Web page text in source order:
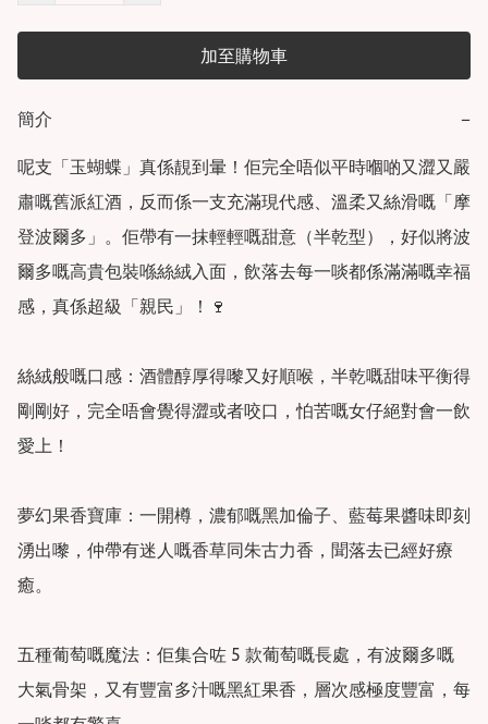
加至購物車
簡介 −
呢支「玉蝴蝶」真係靚到暈！佢完全唔似平時嗰啲又澀又嚴
肅嘅舊派紅酒，反而係一支充滿現代感、溫柔又絲滑嘅「摩
登波爾多」。佢帶有一抹輕輕嘅甜意（半乾型），好似將波
爾多嘅高貴包裝喺絲絨入面，飲落去每一啖都係滿滿嘅幸福
感，真係超級「親民」！🍷
絲絨般嘅口感：酒體醇厚得嚟又好順喉，半乾嘅甜味平衡得
剛剛好，完全唔會覺得澀或者咬口，怕苦嘅女仔絕對會一飲
愛上！
夢幻果香寶庫：一開樽，濃郁嘅黑加倫子、藍莓果醬味即刻
湧出嚟，仲帶有迷人嘅香草同朱古力香，聞落去已經好療
癒。
五種葡萄嘅魔法：佢集合咗 5 款葡萄嘅長處，有波爾多嘅
大氣骨架，又有豐富多汁嘅黑紅果香，層次感極度豐富，每